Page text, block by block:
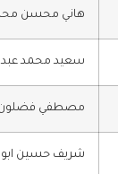
هاني محسن
سعيد محمد عبد
مصطفي فضلون
شريف حسين ابو